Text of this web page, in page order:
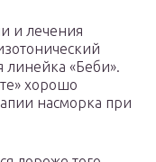
и лечения
линейка «Беби».
хорошо
насморка при